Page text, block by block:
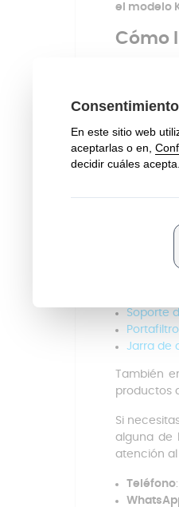
el modelo
Cómo
Mantener
Antes de
Llena el
Para una
Además
Soporte
Jarra de
También
productos
Si
alguna de
atención al
Teléfono